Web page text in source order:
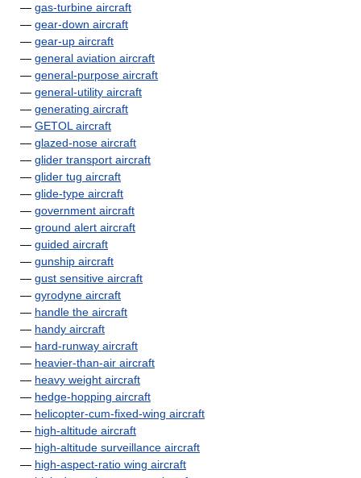
— gas-turbine aircraft
— gear-down aircraft
— gear-up aircraft
— general aviation aircraft
— general-purpose aircraft
— general-utility aircraft
— generating aircraft
— GETOL aircraft
— glazed-nose aircraft
— glider transport aircraft
— glider tug aircraft
— glide-type aircraft
— government aircraft
— ground alert aircraft
— guided aircraft
— gunship aircraft
— gust sensitive aircraft
— gyrodyne aircraft
— handle the aircraft
— handy aircraft
— hard-runway aircraft
— heavier-than-air aircraft
— heavy weight aircraft
— hedge-hopping aircraft
— helicopter-cum-fixed-wing aircraft
— high-altitude aircraft
— high-altitude surveillance aircraft
— high-aspect-ratio wing aircraft